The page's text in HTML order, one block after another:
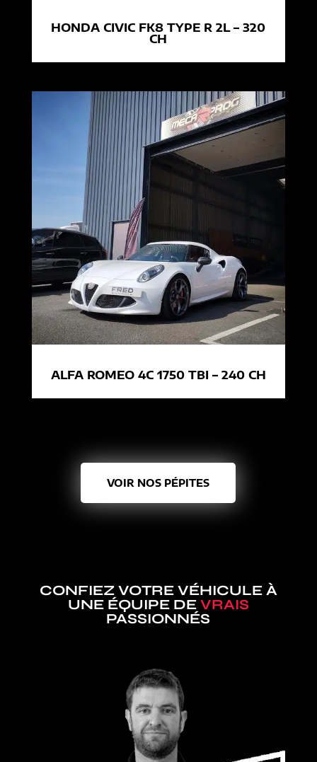
HONDA CIVIC FK8 TYPE R 2L – 320
CH
ALFA ROMEO 4C 1750 TBI – 240 CH
VOIR NOS PÉPITES
CONFIEZ VOTRE VÉHICULE À
UNE ÉQUIPE DE VRAIS
PASSIONNÉS